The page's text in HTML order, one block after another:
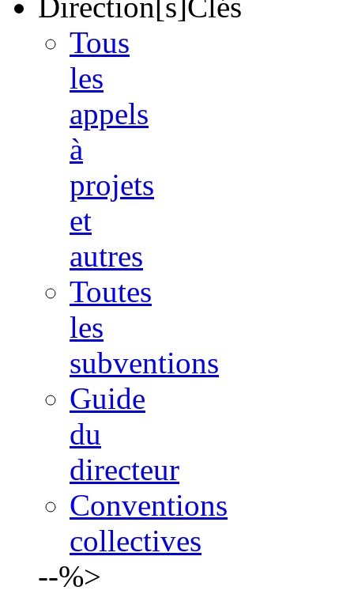
Tous
les
appels
à
projets
et
autres
Toutes
les
subventions
Guide
du
directeur
Conventions
collectives
--%>